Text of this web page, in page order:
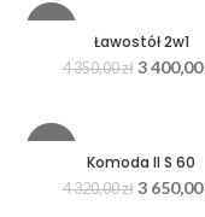
Ławostół 2w1
4 350,00zł 3 400,00
Komoda II S 60
4 320,00zł 3 650,00